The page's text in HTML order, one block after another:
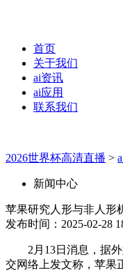
首页
关于我们
ai资讯
ai应用
联系我们
2026世界杯高清直播 >
新闻中心
苹果研究人形与非人形
发布时间：2025-02-28
2月13日消息，据外
交网络上发文称，苹果